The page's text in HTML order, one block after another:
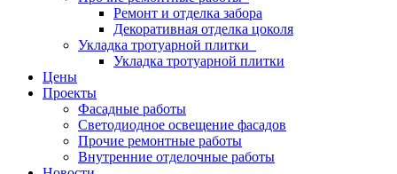
Ремонт и отделка забора
Декоративная отделка цоколя
Укладка тротуарной плитки
Укладка тротуарной плитки
Цены
Проекты
Фасадные работы
Светодиодное освещение фасадов
Прочие ремонтные работы
Внутренние отделочные работы